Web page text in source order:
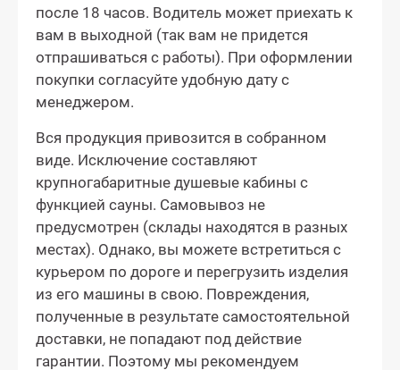
после 18 часов. Водитель может приехать к
вам в выходной (так вам не придется
отпрашиваться с работы). При оформлении
покупки согласуйте удобную дату с
менеджером.
Вся продукция привозится в собранном
виде. Исключение составляют
крупногабаритные душевые кабины с
функцией сауны. Самовывоз не
предусмотрен (склады находятся в разных
местах). Однако, вы можете встретиться с
курьером по дороге и перегрузить изделия
из его машины в свою. Повреждения,
полученные в результате самостоятельной
доставки, не попадают под действие
гарантии. Поэтому мы рекомендуем